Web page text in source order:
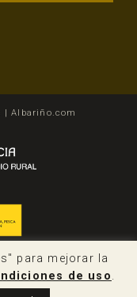
| Albariño.com
para mejorar la
de uso.